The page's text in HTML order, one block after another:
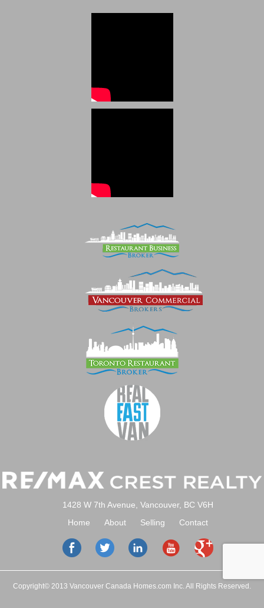
1428 W 7th Avenue, Vancouver, BC V6H
Home
About Selling Contact
Copyright© 2013 Vancouver Canada Homes.com Inc. All Rights Reserved.